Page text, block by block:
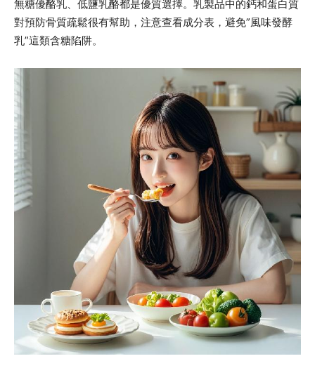
無糖優酪乳、低鹽乳酪都是優質選擇。乳製品中的鈣和蛋白質
對預防骨質疏鬆很有幫助，注意查看成分表，避免”風味發酵
乳”這類含糖陷阱。